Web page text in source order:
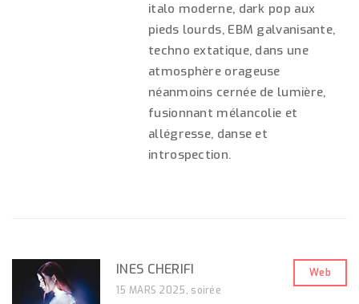
italo moderne, dark pop aux
pieds lourds, EBM galvanisante,
techno extatique, dans une
atmosphère orageuse
néanmoins cernée de lumière,
fusionnant mélancolie et
allégresse, danse et
introspection.
INES CHERIFI
Web
15 MARS 2025, soirée